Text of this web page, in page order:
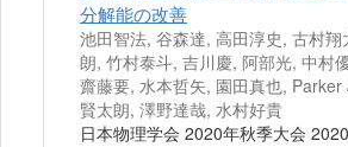
分解能の改善
池田智法, 谷森達, 高田淳史, 古村翔
朗, 竹村泰斗, 吉川慶, 阿部光, 中村
齋藤要, 水本哲矢, 園田真也, Parker
賢太朗, 澤野達哉, 水村好貴
日本物理学会 2020年秋季大会